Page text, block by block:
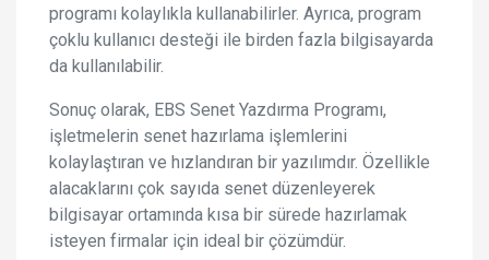
programı kolaylıkla kullanabilirler. Ayrıca, program
çoklu kullanıcı desteği ile birden fazla bilgisayarda
da kullanılabilir.
Sonuç olarak, EBS Senet Yazdırma Programı,
işletmelerin senet hazırlama işlemlerini
kolaylaştıran ve hızlandıran bir yazılımdır. Özellikle
alacaklarını çok sayıda senet düzenleyerek
bilgisayar ortamında kısa bir sürede hazırlamak
isteyen firmalar için ideal bir çözümdür.